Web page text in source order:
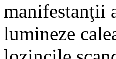
manifestanţii
lumineze